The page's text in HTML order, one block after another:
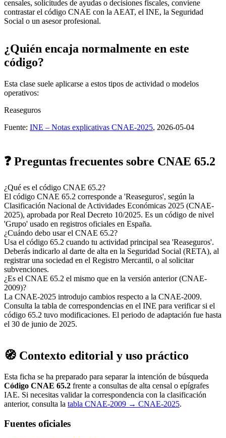
censales, solicitudes de ayudas o decisiones fiscales, conviene
contrastar el código CNAE con la AEAT, el INE, la Seguridad
Social o un asesor profesional.
¿Quién encaja normalmente en este
código?
Esta clase suele aplicarse a estos tipos de actividad o modelos
operativos:
Reaseguros
Fuente: INE – Notas explicativas CNAE-2025, 2026-05-04
❓ Preguntas frecuentes sobre CNAE 65.2
¿Qué es el código CNAE 65.2?
El código CNAE 65.2 corresponde a 'Reaseguros', según la
Clasificación Nacional de Actividades Económicas 2025 (CNAE-
2025), aprobada por Real Decreto 10/2025. Es un código de nivel
'Grupo' usado en registros oficiales en España.
¿Cuándo debo usar el CNAE 65.2?
Usa el código 65.2 cuando tu actividad principal sea 'Reaseguros'.
Deberás indicarlo al darte de alta en la Seguridad Social (RETA), al
registrar una sociedad en el Registro Mercantil, o al solicitar
subvenciones.
¿Es el CNAE 65.2 el mismo que en la versión anterior (CNAE-
2009)?
La CNAE-2025 introdujo cambios respecto a la CNAE-2009.
Consulta la tabla de correspondencias en el INE para verificar si el
código 65.2 tuvo modificaciones. El periodo de adaptación fue hasta
el 30 de junio de 2025.
🧭 Contexto editorial y uso práctico
Esta ficha se ha preparado para separar la intención de búsqueda
Código CNAE 65.2 frente a consultas de alta censal o epígrafes
IAE. Si necesitas validar la correspondencia con la clasificación
anterior, consulta la tabla CNAE-2009 → CNAE-2025.
Fuentes oficiales